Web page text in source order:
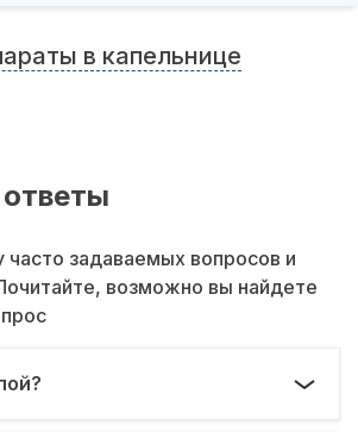
в капельнице
задаваемых вопросов и
возможно вы найдете